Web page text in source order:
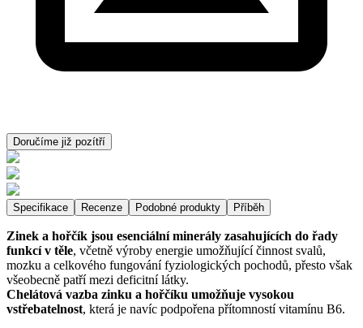
Doručíme již pozítří
Specifikace Recenze Podobné produkty Příběh
Zinek a hořčík jsou esenciální minerály zasahujících do řady
funkcí v těle, včetně výroby energie umožňující činnost svalů,
mozku a celkového fungování fyziologických pochodů, přesto však
všeobecně patří mezi deficitní látky.
Chelátová vazba zinku a hořčíku umožňuje vysokou
vstřebatelnost, která je navíc podpořena přítomností vitamínu B6.